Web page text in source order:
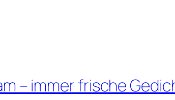
– immer frische